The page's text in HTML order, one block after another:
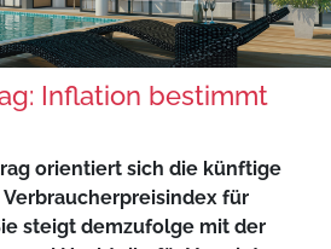
Inflation bestimmt
orientiert sich die künftige
für
steigt demzufolge mit der